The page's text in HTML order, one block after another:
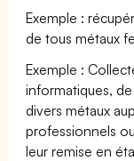
Exemple :
de tous métaux
Exemple :
informatiques,
divers métaux
professionnels
leur remise en